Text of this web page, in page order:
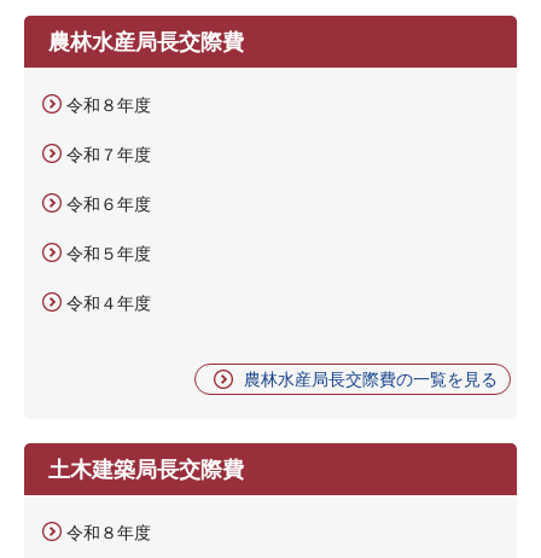
農林水産局長交際費
令和８年度
令和７年度
令和６年度
令和５年度
令和４年度
農林水産局長交際費の一覧を見る
土木建築局長交際費
令和８年度